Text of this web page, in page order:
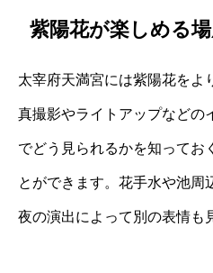
紫陽花が楽しめる
太宰府天満宮には紫陽花をよ
真撮影やライトアップなどの
でどう見られるかを知ってお
とができます。花手水や池周
夜の演出によって別の表情も